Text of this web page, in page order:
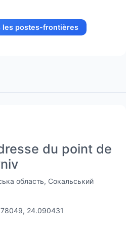
les postes-frontières
du point de
область, Сокальський
24.090431